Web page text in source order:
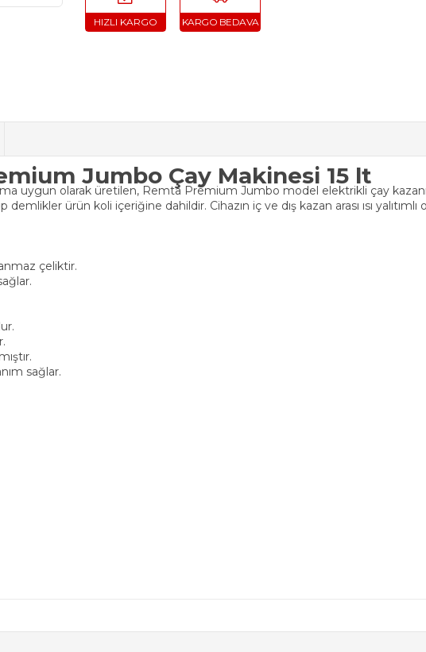
Jumbo Çay Makinesi 15 lt
uygun olarak üretilen, Remta Premium Jumbo model elektrikli çay
ürün koli içeriğine dahildir. Cihazın iç ve dış kazan arası ısı
çeliktir.
sağlar.